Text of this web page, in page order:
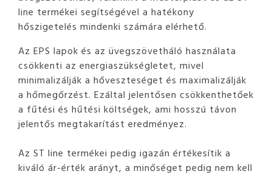
line termékei segítségével a hatékony
hőszigetelés mindenki számára elérhető.
Az EPS lapok és az üvegszövetháló használata
csökkenti az energiaszükségletet, mivel
minimalizálják a hőveszteséget és maximalizálják
a hőmegőrzést. Ezáltal jelentősen csökkenthetőek
a fűtési és hűtési költségek, ami hosszú távon
jelentős megtakarítást eredményez.
Az ST line termékei pedig igazán értékesítik a
kiváló ár-érték arányt, a minőséget pedig nem kell